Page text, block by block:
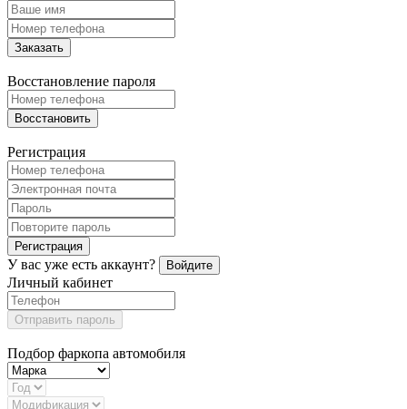
Заказать
Восстановление пароля
Восстановить
Регистрация
Регистрация
У вас уже есть аккаунт? Войдите
Личный кабинет
Отправить пароль
Подбор фаркопа автомобиля